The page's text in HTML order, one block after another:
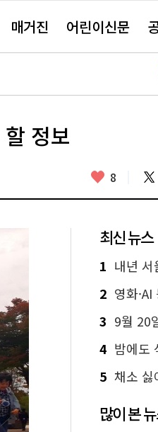
매거진 어린이신문
정보
좋
요
8 트
위
터
최신 뉴스
1 내년 서울
2 영화·AI 등
3 9월 20일, 차
4 밤에도 식
5 채소 싫어하는
많이 본